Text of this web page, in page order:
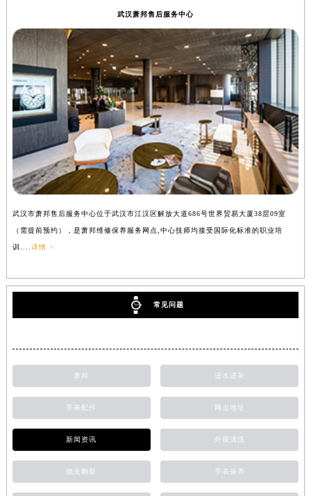
武汉萧邦售后服务中心
武汉市萧邦售后服务中心位于武汉市江汉区解放大道686号世界贸易大厦38层09室
（需提前预约），是萧邦维修保养服务网点,中心技师均接受国际化标准的职业培
训.... 详情 >
常见问题
萧邦 进水进灰
手表配件 网点地址
新闻资讯 外观清洗
抛光翻新 手表保养